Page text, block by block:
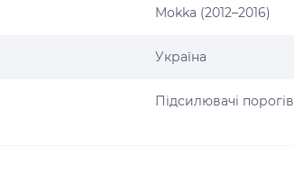
Mokka (2012–2016)
Україна
Підсилювачі порогів